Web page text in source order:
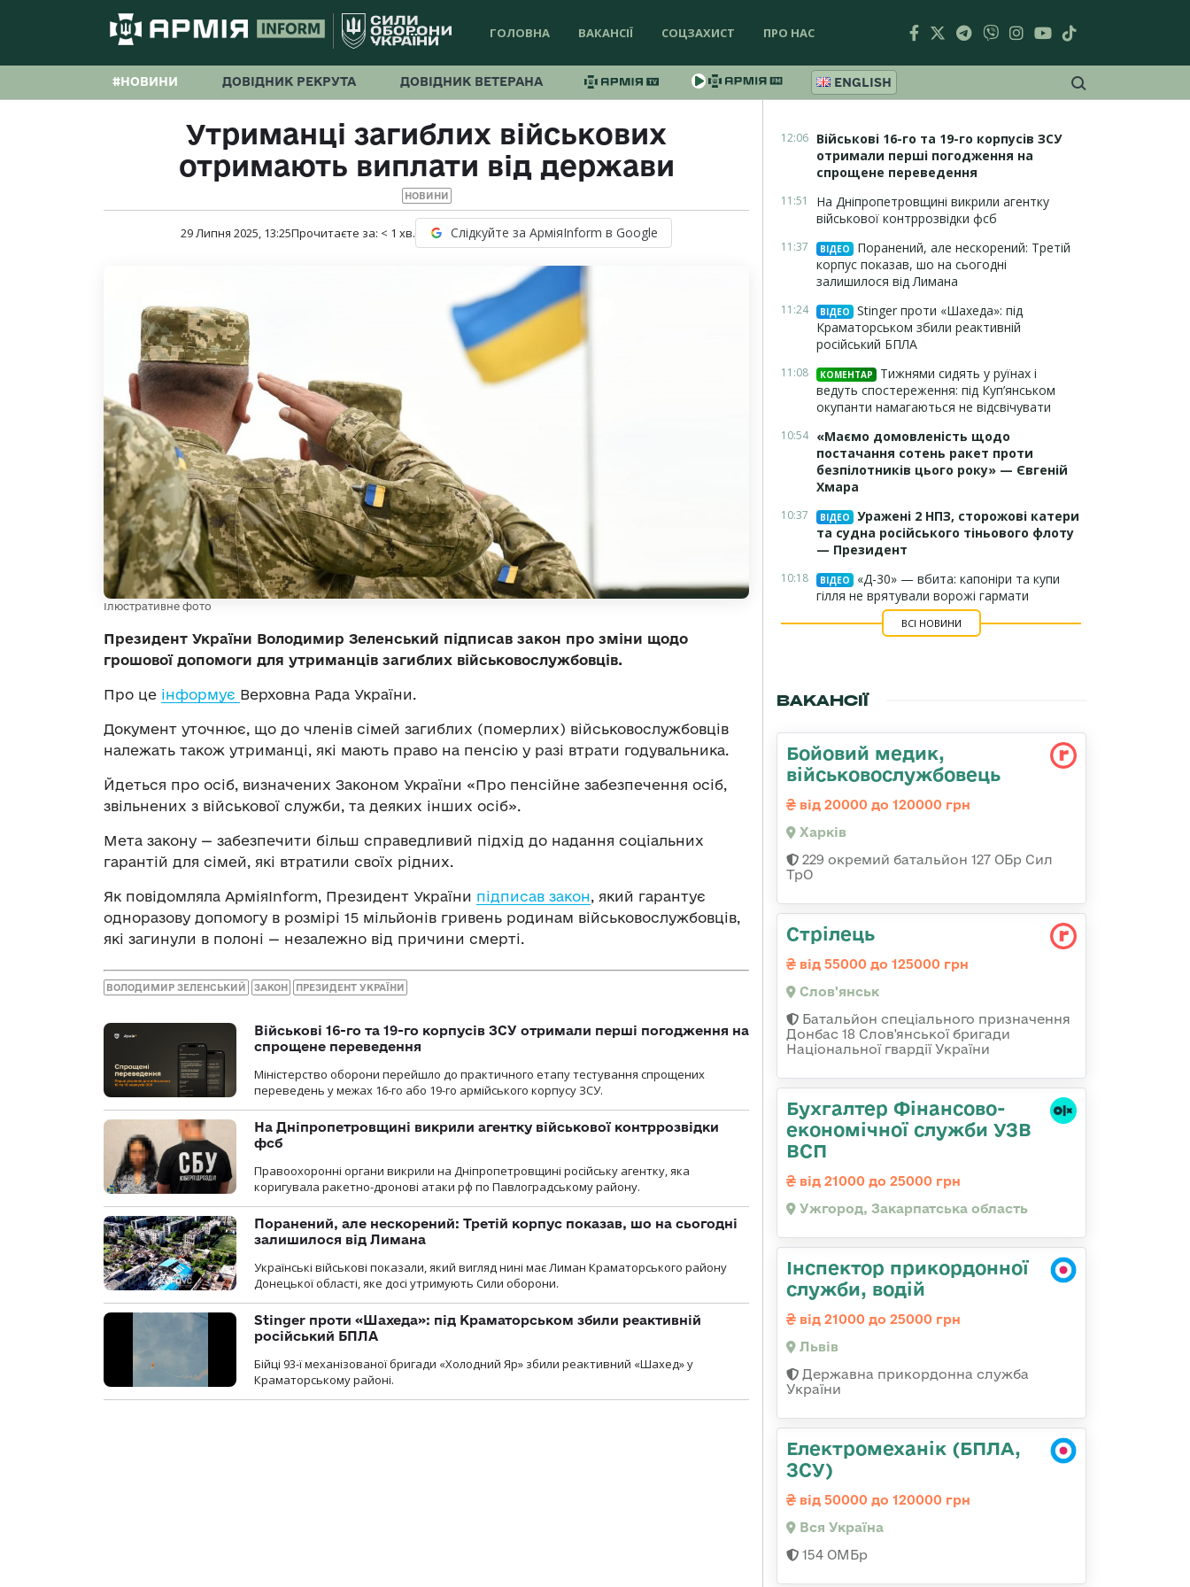
ГОЛОВНА ВАКАНСІЇ СОЦЗАХИСТ ПРО НАС
#НОВИНИ ДОВІДНИК РЕКРУТА ДОВІДНИК ВЕТЕРАНА ENGLISH
Утриманці загиблих військових
отримають виплати від держави
НОВИНИ
29 Липня 2025, 13:25Прочитаєте за: < 1 хв. Слідкуйте за АрміяInform в Google
Ілюстративне фото
Президент України Володимир Зеленський підписав закон про зміни щодо
грошової допомоги для утриманців загиблих військовослужбовців.
Про це інформує Верховна Рада України.
Документ уточнює, що до членів сімей загиблих (померлих) військовослужбовців
належать також утриманці, які мають право на пенсію у разі втрати годувальника.
Йдеться про осіб, визначених Законом України «Про пенсійне забезпечення осіб,
звільнених з військової служби, та деяких інших осіб».
Мета закону — забезпечити більш справедливий підхід до надання соціальних
гарантій для сімей, які втратили своїх рідних.
Як повідомляла АрміяInform, Президент України підписав закон
, який гарантує
одноразову допомогу в розмірі 15 мільйонів гривень родинам військовослужбовців,
які загинули в полоні — незалежно від причини смерті.
ВОЛОДИМИР ЗЕЛЕНСЬКИЙ ЗАКОН ПРЕЗИДЕНТ УКРАЇНИ
Військові 16-го та 19-го корпусів ЗСУ отримали перші погодження на
спрощене переведення
Міністерство оборони перейшло до практичного етапу тестування спрощених
переведень у межах 16-го або 19-го армійського корпусу ЗСУ.
На Дніпропетровщині викрили агентку військової контррозвідки
фсб
Правоохоронні органи викрили на Дніпропетровщині російську агентку, яка
коригувала ракетно-дронові атаки рф по Павлоградському району.
Поранений, але нескорений: Третій корпус показав, шо на сьогодні
залишилося від Лимана
Українські військові показали, який вигляд нині має Лиман Краматорського району
Донецької області, яке досі утримують Сили оборони.
Stinger проти «Шахеда»: під Краматорськом збили реактивній
російський БПЛА
Бійці 93-ї механізованої бригади «Холодний Яр» збили реактивний «Шахед» у
Краматорському районі.
12:06 Військові 16-го та 19-го корпусів ЗСУ
отримали перші погодження на
спрощене переведення
11:51
На Дніпропетровщині викрили агентку
військової контррозвідки фсб
11:37 ВІДЕО
Поранений, але нескорений: Третій
корпус показав, шо на сьогодні
залишилося від Лимана
11:24 ВІДЕО
Stinger проти «Шахеда»: під
Краматорськом збили реактивній
російський БПЛА
11:08 КОМЕНТАР
Тижнями сидять у руїнах і
ведуть спостереження: під Куп’янськом
окупанти намагаються не відсвічувати
10:54 «Маємо домовленість щодо
постачання сотень ракет проти
безпілотників цього року» — Євгеній
Хмара
10:37 ВІДЕО
Уражені 2 НПЗ, сторожові катери
та судна російського тіньового флоту
— Президент
10:18 ВІДЕО
«Д-30» — вбита: капоніри та купи
гілля не врятували ворожі гармати
ВСІ НОВИНИ
ВАКАНСІЇ
Бойовий медик,
військовослужбовець
від 20000 до 120000 грн
Харків
229 окремий батальйон 127 ОБр Сил
ТрО
Стрілець
від 55000 до 125000 грн
Слов'янськ
Батальйон спеціального призначення
Донбас 18 Слов'янської бригади
Національної гвардії України
Бухгалтер Фінансово-
економічної служби УЗВ
ВСП
від 21000 до 25000 грн
Ужгород, Закарпатська область
Інспектор прикордонної
служби, водій
від 21000 до 25000 грн
Львів
Державна прикордонна служба
України
Електромеханік (БПЛА,
ЗСУ)
від 50000 до 120000 грн
Вся Україна
154 ОМБр